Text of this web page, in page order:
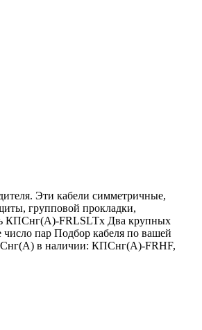
Эти кабели симметричные,
групповой прокладки,
КПСнг(А)-FRLSLTx Два крупных
пар Подбор кабеля по вашей
в наличии: КПСнг(А)-FRHF,